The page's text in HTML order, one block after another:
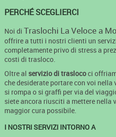
PERCHÉ SCEGLIERCI
Noi di Traslochi La Veloce a
offrire a tutti i nostri clienti un
completamente privo di stress a
costi di trasloco.
Oltre al servizio di traslococi
che desiderate portare con voi
si rompa o si graffi per via del
siete ancora riusciti a mettere nella
maggior cura possibile.
I NOSTRI SERVIZI INTORNO A